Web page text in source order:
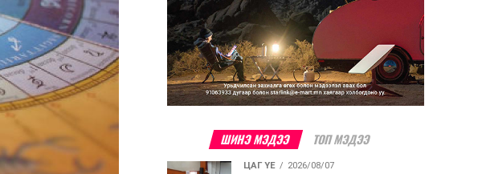
ШИНЭ МЭДЭЭ ТОП МЭДЭЭ
ЦАГ ҮЕ 2026/08/07